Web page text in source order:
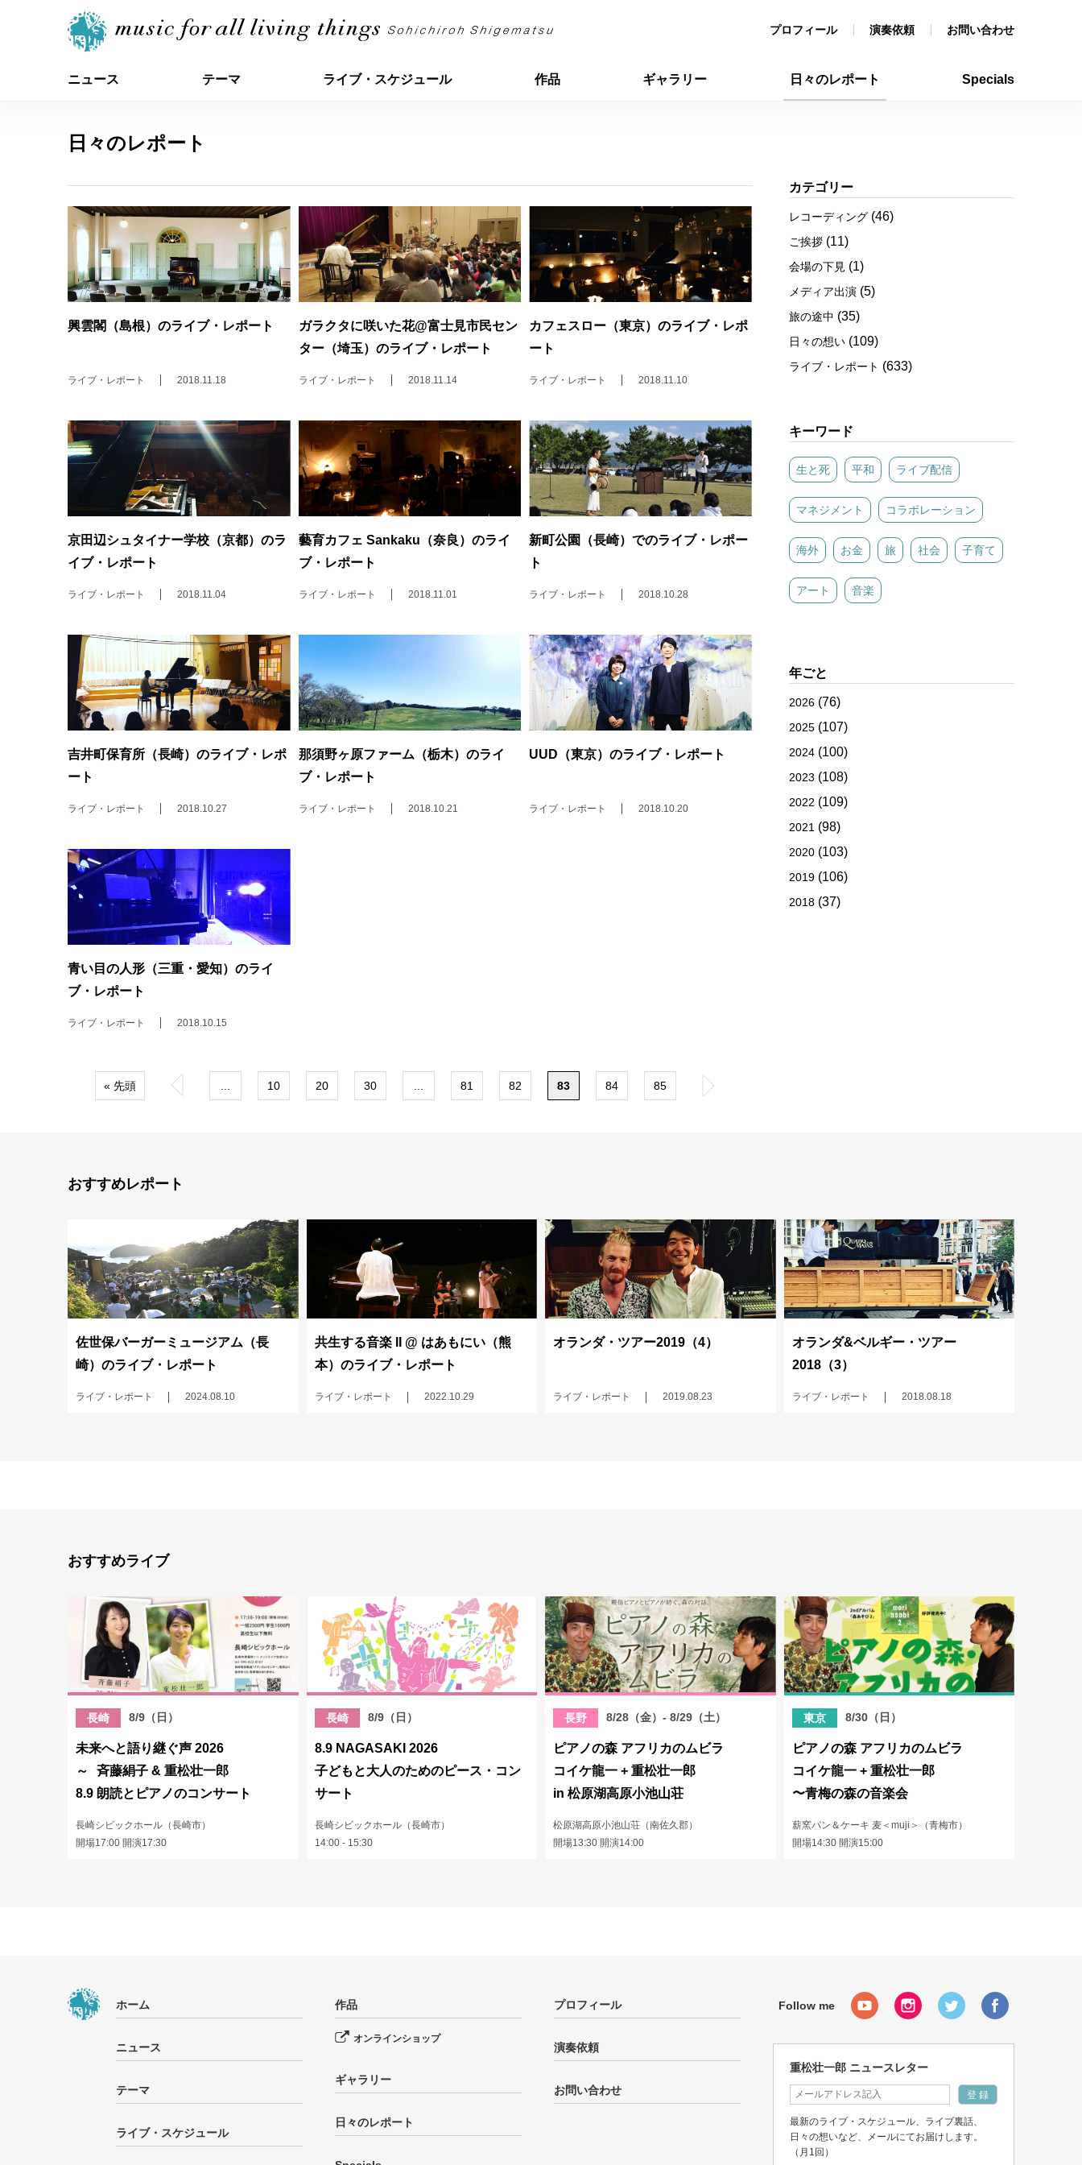
プロフィール 演奏依頼 お問い合わせ
ニュース テーマ ライブ・スケジュール 作品 ギャラリー 日々のレポート Specials
日々のレポート
興雲閣（島根）のライブ・レポート
ライブ・レポート 2018.11.18
ガラクタに咲いた花@富士見市民セン
ター（埼玉）のライブ・レポート
ライブ・レポート 2018.11.14
カフェスロー（東京）のライブ・レポ
ート
ライブ・レポート 2018.11.10
京田辺シュタイナー学校（京都）のラ
イブ・レポート
ライブ・レポート 2018.11.04
藝育カフェ Sankaku（奈良）のライ
ブ・レポート
ライブ・レポート 2018.11.01
新町公園（長崎）でのライブ・レポー
ト
ライブ・レポート 2018.10.28
吉井町保育所（長崎）のライブ・レポ
ート
ライブ・レポート 2018.10.27
那須野ヶ原ファーム（栃木）のライ
ブ・レポート
ライブ・レポート 2018.10.21
UUD（東京）のライブ・レポート
ライブ・レポート 2018.10.20
青い目の人形（三重・愛知）のライ
ブ・レポート
ライブ・レポート 2018.10.15
« 先頭 « 10 20 30 81 82 83 84 85 »
おすすめレポート
佐世保バーガーミュージアム（長
崎）のライブ・レポート
ライブ・レポート 2024.08.10
共生する音楽 II @ はあもにい（熊
本）のライブ・レポート
ライブ・レポート 2022.10.29
オランダ・ツアー2019（4）
ライブ・レポート 2019.08.23
オランダ&ベルギー・ツアー
2018（3）
ライブ・レポート 2018.08.18
おすすめライブ
長崎 8/9（日）
未来へと語り継ぐ声 2026
～ 斉藤絹子 & 重松壮一郎
8.9 朗読とピアノのコンサート
長崎シビックホール（長崎市）
開場17:00 開演17:30
長崎 8/9（日）
8.9 NAGASAKI 2026
子どもと大人のためのピース・コン
サート
長崎シビックホール（長崎市）
14:00 - 15:30
長野 8/28（金）- 8/29（土）
ピアノの森 アフリカのムビラ
コイケ龍一 + 重松壮一郎
in 松原湖高原小池山荘
松原湖高原小池山荘（南佐久郡）
開場13:30 開演14:00
東京 8/30（日）
ピアノの森 アフリカのムビラ
コイケ龍一 + 重松壮一郎
〜青梅の森の音楽会
薪窯パン＆ケーキ 麦＜muji＞（青梅市）
開場14:30 開演15:00
カテゴリー
レコーディング (46)
ご挨拶 (11)
会場の下見 (1)
メディア出演 (5)
旅の途中 (35)
日々の想い (109)
ライブ・レポート (633)
キーワード
生と死 平和 ライブ配信
マネジメント コラボレーション
海外 お金 旅 社会 子育て
アート 音楽
年ごと
2026 (76)
2025 (107)
2024 (100)
2023 (108)
2022 (109)
2021 (98)
2020 (103)
2019 (106)
2018 (37)
ホーム
ニュース
テーマ
ライブ・スケジュール
作品
オンラインショップ
ギャラリー
日々のレポート
プロフィール
演奏依頼
お問い合わせ
重松壮一郎 ニュースレター
最新のライブ・スケジュール、ライブ裏話、
日々の想いなど、メールにてお届けします。
（月1回）